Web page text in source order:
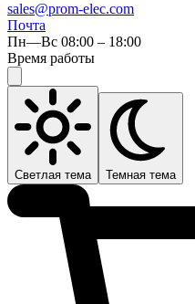
sales@prom-elec.com
Почта
Пн—Вс 08:00 – 18:00
Время работы
Светлая тема Темная тема